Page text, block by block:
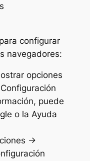
configurar
navegadores:
opciones
puede
o la Ayuda
->